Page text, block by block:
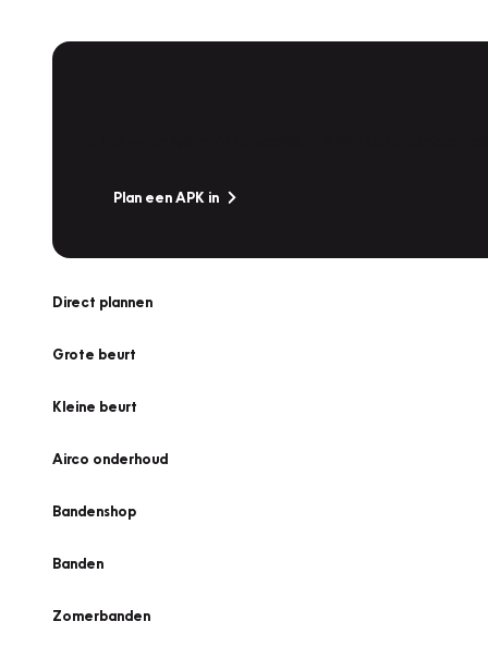
Plan een APK in
Direct plannen
Grote beurt
Kleine beurt
Airco onderhoud
Bandenshop
Banden
Zomerbanden